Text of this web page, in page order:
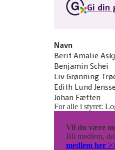
Gi din
Navn
Berit Amalie
Benjamin Schei
Liv Grønning
Edith Lund
Johan Fætten
For alle i styret:
Vil du være
Bli medlem,
medlem her